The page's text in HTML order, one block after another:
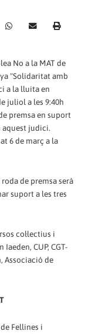
No a la MAT de
"Solidaritat amb
a la lluita en
juliol a les 9:40h
premsa en suport
aquest judici.
6 de març a la
de premsa serà
suport a les tres
col·lectius i
CUP, CGT-
Associació de
Fellines i